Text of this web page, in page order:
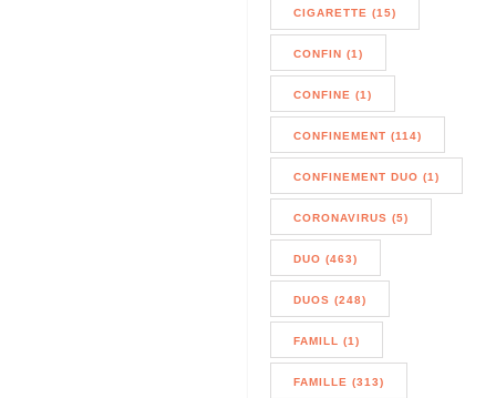
CIGARETTE (15)
CONFIN (1)
CONFINE (1)
CONFINEMENT (114)
CONFINEMENT DUO (1)
CORONAVIRUS (5)
DUO (463)
DUOS (248)
FAMILL (1)
FAMILLE (313)